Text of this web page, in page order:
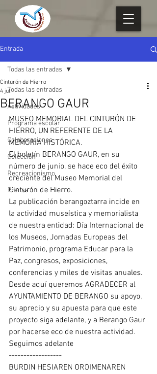
Entrada
Todas las entradas
Actividades
Programa escolar
Colaboraciones
Colección
Recreacionismo
Prensa
Todas las entradas
BERANGO GAUR
Cinturón de Hierro
4 jul
MUSEO MEMORIAL DEL CINTURÓN DE
HIERRO, UN REFERENTE DE LA
MEMORIA HISTÓRICA.
El boletín BERANGO GAUR, en su
número de junio, se hace eco del éxito
creciente del Museo Memorial del
Cinturón de Hierro.
La publicación berangoztarra incide en
la actividad museística y memorialista
de nuestra entidad: Día Internacional de
los Museos, Jornadas Europeas del
Patrimonio, programa Educar para la
Paz, congresos, exposiciones,
conferencias y miles de visitas anuales.
Desde aquí queremos AGRADECER al
AYUNTAMIENTO DE BERANGO su apoyo,
su aprecio y su apuesta para que este
proyecto siga adelante, y a Berango Gaur
por hacerse eco de nuestra actividad.
Seguimos adelante
------------------
BURDIN HESIAREN OROIMENAREN